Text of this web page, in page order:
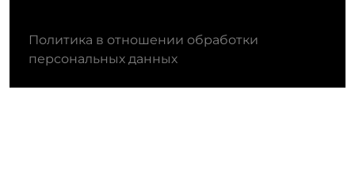
Политика в отношении обработки
персональных данных